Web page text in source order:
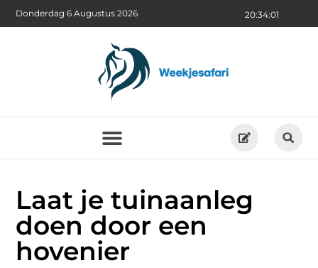
20:34:02
Donderdag 6 Augustus 2026
Laat je tuinaanleg
doen door een
hovenier